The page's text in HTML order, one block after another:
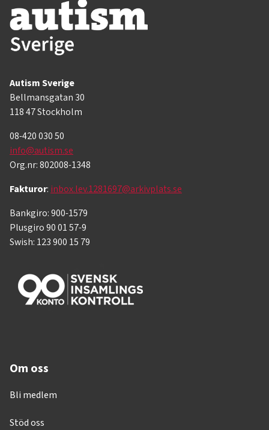
Autism Sverige
Bellmansgatan 30
118 47 Stockholm
08-420 030 50
info@autism.se
Org.nr: 802008-1348
Fakturor: inbox.lev.1281697@arkivplats.se
Bankgiro: 900-1579
Plusgiro 90 01 57-9
Swish: 123 900 15 79
Om oss
Bli medlem
Stöd oss